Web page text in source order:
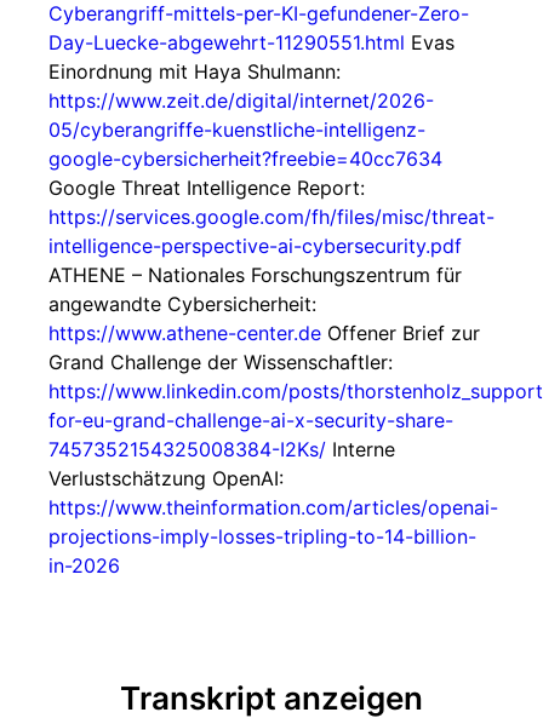
Cyberangriff-mittels-per-KI-gefundener-Zero-
Day-Luecke-abgewehrt-11290551.html Evas
Einordnung mit Haya Shulmann:
https://www.zeit.de/digital/internet/2026-
05/cyberangriffe-kuenstliche-intelligenz-
google-cybersicherheit?freebie=40cc7634
Google Threat Intelligence Report:
https://services.google.com/fh/files/misc/threat-
intelligence-perspective-ai-cybersecurity.pdf
ATHENE – Nationales Forschungszentrum für
angewandte Cybersicherheit:
https://www.athene-center.de Offener Brief zur
Grand Challenge der Wissenschaftler:
https://www.linkedin.com/posts/
for-eu-grand-challenge-ai-x-security-share-
7457352154325008384-I2Ks/ Interne
Verlustschätzung OpenAI:
https://www.theinformation.com/articles/openai-
projections-imply-losses-tripling-to-14-billion-
in-2026
Transkript anzeigen